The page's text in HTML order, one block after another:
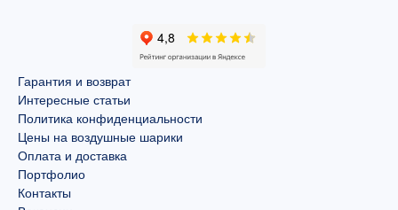
Гарантия и возврат
Интересные статьи
Политика конфиденциальности
Цены на воздушные шарики
Оплата и доставка
Портфолио
Контакты